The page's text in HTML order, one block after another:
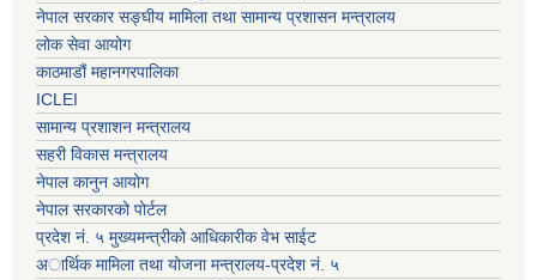
नेपाल सरकार सङ्घीय मामिला तथा सामान्य प्रशासन मन्त्रालय
लोक सेवा आयोग
काठमाडौं महानगरपालिका
ICLEI
सामान्य प्रशाशन मन्त्रालय
सहरी विकास मन्त्रालय
नेपाल कानुन आयोग
नेपाल सरकारको पोर्टल
प्रदेश नं. ५ मुख्यमन्त्रीको आधिकारीक वेभ साईट
अार्थिक मामिला तथा योजना मन्त्रालय-प्रदेश नं. ५